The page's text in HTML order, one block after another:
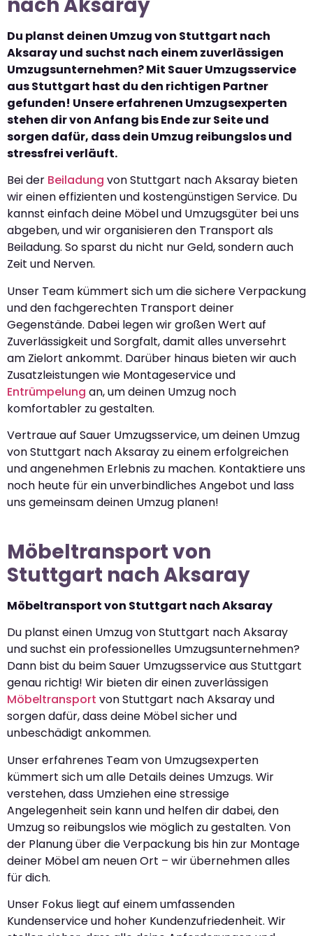
Du planst deinen Umzug von Stuttgart nach
Aksaray und suchst nach einem zuverlässigen
Umzugsunternehmen? Mit Sauer Umzugsservice
aus Stuttgart hast du den richtigen Partner
gefunden! Unsere erfahrenen Umzugsexperten
stehen dir von Anfang bis Ende zur Seite und
sorgen dafür, dass dein Umzug reibungslos und
stressfrei verläuft.
Bei der Beiladung von Stuttgart nach Aksaray bieten
wir einen effizienten und kostengünstigen Service. Du
kannst einfach deine Möbel und Umzugsgüter bei uns
abgeben, und wir organisieren den Transport als
Beiladung. So sparst du nicht nur Geld, sondern auch
Zeit und Nerven.
Unser Team kümmert sich um die sichere Verpackung
und den fachgerechten Transport deiner
Gegenstände. Dabei legen wir großen Wert auf
Zuverlässigkeit und Sorgfalt, damit alles unversehrt
am Zielort ankommt. Darüber hinaus bieten wir auch
Zusatzleistungen wie Montageservice und
Entrümpelung an, um deinen Umzug noch
komfortabler zu gestalten.
Vertraue auf Sauer Umzugsservice, um deinen Umzug
von Stuttgart nach Aksaray zu einem erfolgreichen
und angenehmen Erlebnis zu machen. Kontaktiere uns
noch heute für ein unverbindliches Angebot und lass
uns gemeinsam deinen Umzug planen!
Möbeltransport von
Stuttgart nach Aksaray
Möbeltransport von Stuttgart nach Aksaray
Du planst einen Umzug von Stuttgart nach Aksaray
und suchst ein professionelles Umzugsunternehmen?
Dann bist du beim Sauer Umzugsservice aus Stuttgart
genau richtig! Wir bieten dir einen zuverlässigen
Möbeltransport von Stuttgart nach Aksaray und
sorgen dafür, dass deine Möbel sicher und
unbeschädigt ankommen.
Unser erfahrenes Team von Umzugsexperten
kümmert sich um alle Details deines Umzugs. Wir
verstehen, dass Umziehen eine stressige
Angelegenheit sein kann und helfen dir dabei, den
Umzug so reibungslos wie möglich zu gestalten. Von
der Planung über die Verpackung bis hin zur Montage
deiner Möbel am neuen Ort – wir übernehmen alles
für dich.
Unser Fokus liegt auf einem umfassenden
Kundenservice und hoher Kundenzufriedenheit. Wir